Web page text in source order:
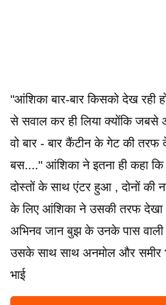
"आंशिका बार-बार किसको देख रही
से सवाल कर ही लिया क्योंकि
वो बार - बार कैंटीन के गेट की
बस...." आंशिका ने इतना ही कहा
दोस्तों के साथ एंटर हुआ , दोनों
के लिए आंशिका ने उसकी तरफ देखा
अभिनव जान बुझ के उनके पास
उसके साथ साथ अनमोल और समीर
भाई